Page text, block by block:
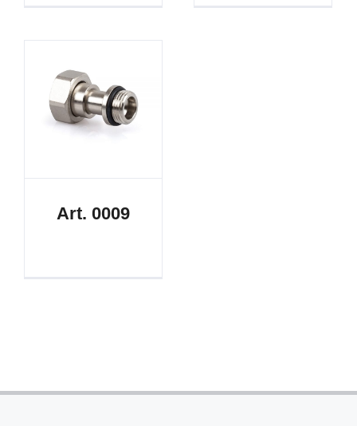
Art. 0009